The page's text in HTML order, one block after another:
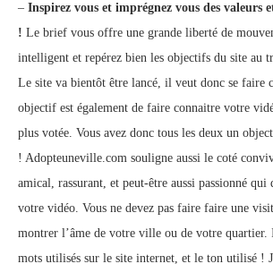
– Inspirez vous et imprégnez vous des valeurs
! Le brief vous offre une grande liberté de
intelligent et repérez bien les objectifs du site au
Le site va bientôt être lancé, il veut donc se faire
objectif est également de faire connaitre votre
plus votée. Vous avez donc tous les deux un
! Adopteuneville.com souligne aussi le coté
amical, rassurant, et peut-être aussi passionné qui
votre vidéo. Vous ne devez pas faire faire une
montrer l’âme de votre ville ou de votre quartier.
mots utilisés sur le site internet, et le ton utilisé !